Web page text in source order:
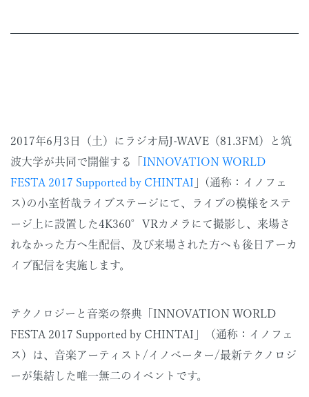
2017年6月3日（土）にラジオ局J-WAVE（81.3FM）と筑
波大学が共同で開催する「 INNOVATION WORLD
FESTA 2017 Supported by CHINTAI 」(通称：イノフェ
ス)の小室哲哉ライブステージにて、ライブの模様をステ
ージ上に設置した4K360°VRカメラにて撮影し、来場さ
れなかった方へ生配信、及び来場された方へも後日アーカ
イブ配信を実施します。
テクノロジーと音楽の祭典「INNOVATION WORLD
FESTA 2017 Supported by CHINTAI」（通称：イノフェ
ス）は、音楽アーティスト/イノべーター/最新テクノロジ
ーが集結した唯一無二のイベントです。